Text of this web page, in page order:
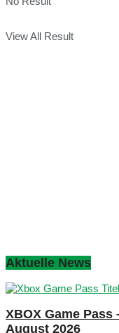
View All Result
Aktuelle News
XBOX Game
August 2026